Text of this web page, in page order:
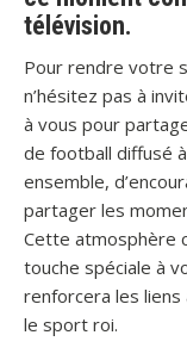
télévision.
Pour rendre votre
n’hésitez pas à
à vous pour
de football diffusé
ensemble,
partager les
Cette atmosphère
touche spéciale à
renforcera les
le sport roi.